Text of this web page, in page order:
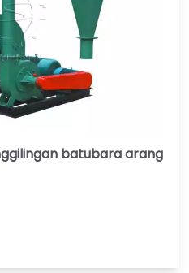
batubara arang